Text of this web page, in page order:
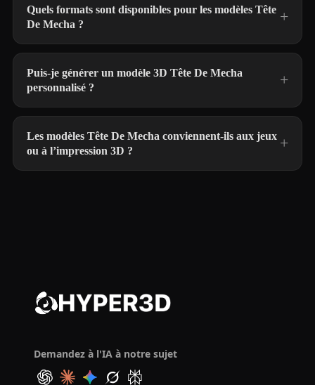
Quels formats sont disponibles pour les modèles Tête
De Mecha ?
Puis-je générer un modèle 3D Tête De Mecha
personnalisé ?
Les modèles Tête De Mecha conviennent-ils aux jeux
ou à l’impression 3D ?
Demandez à l'IA à notre sujet